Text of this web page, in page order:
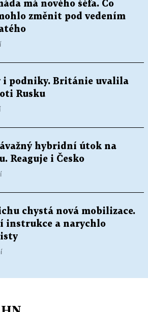
má nového šéfa. Co
změnit pod vedením
i podniky. Británie uvalila
Rusku
hybridní útok na
Reaguje i Česko
chystá nová mobilizace.
instrukce a narychlo